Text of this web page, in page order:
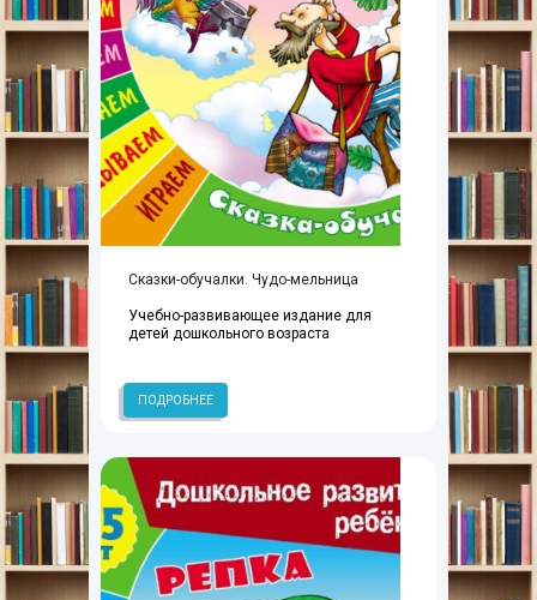
Сказки-обучалки. Чудо-мельница
Учебно-развивающее издание для
детей дошкольного возраста
ПОДРОБНЕЕ